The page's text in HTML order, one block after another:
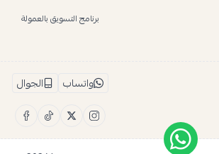
برنامج التسويق بالعمولة
واتساب الجوال